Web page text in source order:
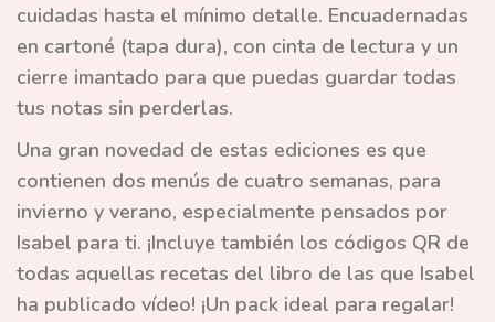
cuidadas hasta el mínimo detalle. Encuadernadas
en cartoné (tapa dura), con cinta de lectura y un
cierre imantado para que puedas guardar todas
tus notas sin perderlas.
Una gran novedad de estas ediciones es que
contienen dos menús de cuatro semanas, para
invierno y verano, especialmente pensados por
Isabel para ti. ¡Incluye también los códigos QR de
todas aquellas recetas del libro de las que Isabel
ha publicado vídeo! ¡Un pack ideal para regalar!